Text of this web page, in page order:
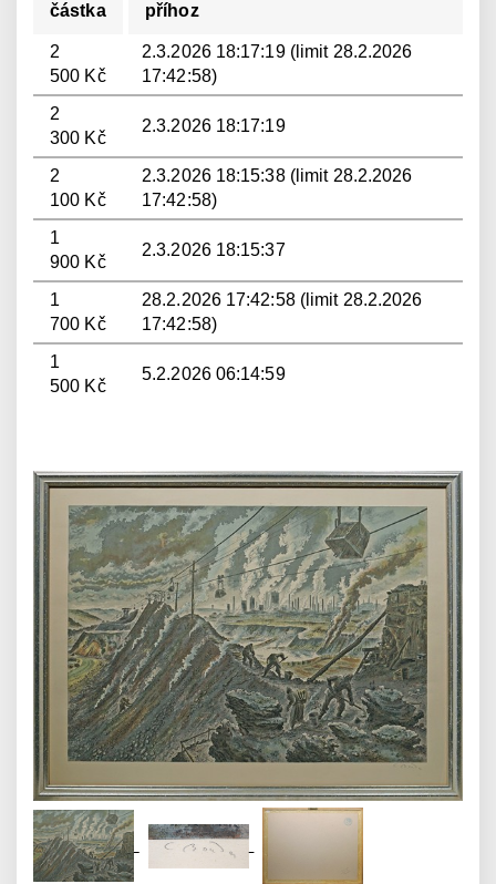
částka příhoz
2
500 Kč
2.3.2026 18:17:19 (limit 28.2.2026
17:42:58)
2
300 Kč
2.3.2026 18:17:19
2
100 Kč
2.3.2026 18:15:38 (limit 28.2.2026
17:42:58)
1
900 Kč
2.3.2026 18:15:37
1
700 Kč
28.2.2026 17:42:58 (limit 28.2.2026
17:42:58)
1
500 Kč
5.2.2026 06:14:59